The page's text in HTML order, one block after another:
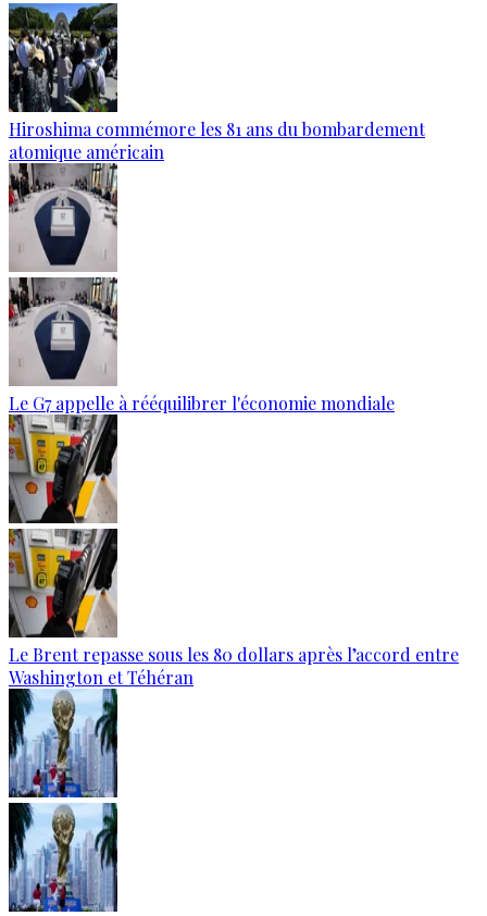
Hiroshima commémore les 81 ans du bombardement
atomique américain
Le G7 appelle à rééquilibrer l'économie mondiale
Le Brent repasse sous les 80 dollars après l’accord entre
Washington et Téhéran